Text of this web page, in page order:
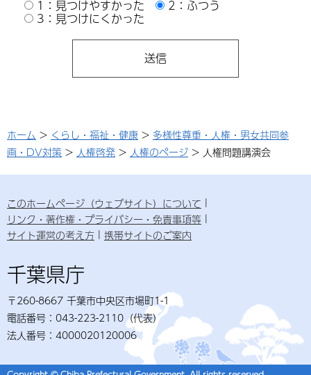
1：見つけやすかった
2：ふつう
3：見つけにくかった
ホーム > くらし・福祉・健康 > 多様性尊重・人権・男女共同参
画・DV対策 > 人権啓発 > 人権のページ > 人権問題講演会
このホームページ（ウェブサイト）について
リンク・著作権・プライバシー・免責事項等
サイト運営の考え方
携帯サイトのご案内
千葉県庁
〒260-8667 千葉市中央区市場町1-1
電話番号：043-223-2110（代表）
法人番号：4000020120006